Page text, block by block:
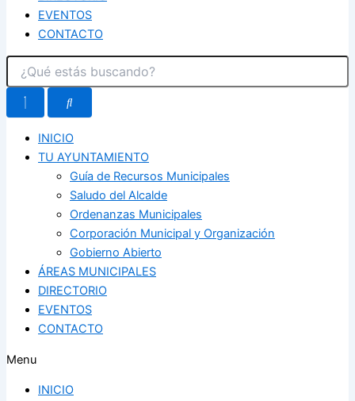
EVENTOS
CONTACTO
INICIO
TU AYUNTAMIENTO
Guía de Recursos Municipales
Saludo del Alcalde
Ordenanzas Municipales
Corporación Municipal y Organización
Gobierno Abierto
ÁREAS MUNICIPALES
DIRECTORIO
EVENTOS
CONTACTO
Menu
INICIO